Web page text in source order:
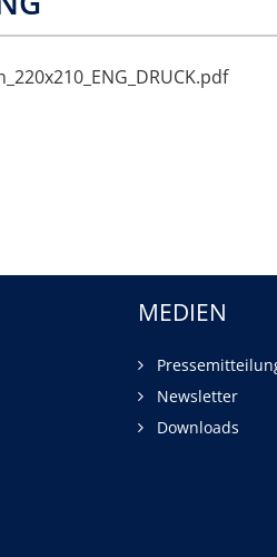
MEDIEN
Newsletter
Downloads